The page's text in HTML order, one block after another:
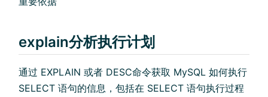
explain分析执行计划
通过 EXPLAIN 或者 DESC命令获取 MySQL 如何执行
SELECT 语句的信息，包括在 SELECT 语句执行过程